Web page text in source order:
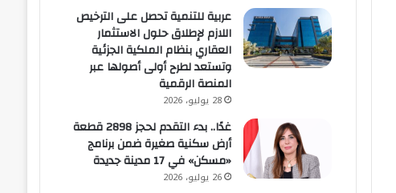
عربية للتنمية تحصل على الترخيص
اللازم لإطلاق حلول الاستثمار
العقاري بنظام الملكية الجزئية
وتستعد لطرح أولى أصولها عبر
المنصة الرقمية
28 يوليو، 2026
غدًا.. بدء التقدم لحجز 2898 قطعة
أرض سكنية صغيرة ضمن برنامج
«مسكن» في 17 مدينة جديدة
26 يوليو، 2026